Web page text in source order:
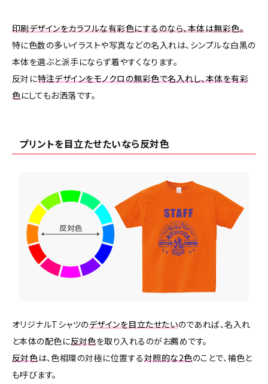
印刷デザインをカラフルな有彩色にするのなら、本体は無彩色。
特に色数の多いイラストや写真などの名入れは、シンプルな白黒の
本体を選ぶと派手にならず着やすくなります。
反対に特注デザインをモノクロの無彩色で名入れし、本体を有彩
色にしてもお洒落です。
プリントを目立たせたいなら反対色
オリジナルTシャツのデザインを目立たせたいのであれば、名入れ
と本体の配色に反対色を取り入れるのがお薦めです。
反対色は、色相環の対極に位置する対照的な2色のことで、補色と
も呼びます。